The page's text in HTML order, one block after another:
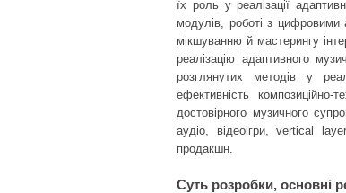
їх роль у реалізації
модулів, роботі з цифровими
мікшуванню й мастерингу
реалізацію адаптивного
розглянутих методів у
ефективність
достовірного музичного
аудіо, відеоігри, vertical
продакшн.
Суть розробки, основні